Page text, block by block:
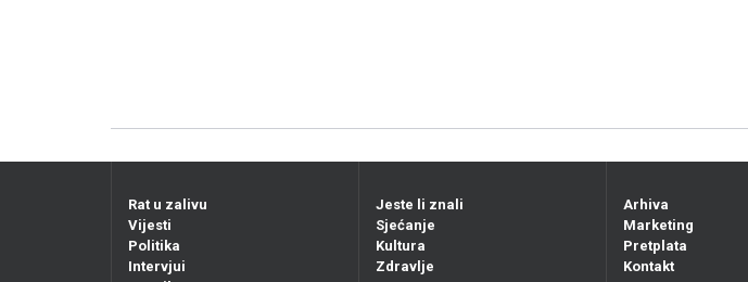
Rat u zalivu
Vijesti
Politika
Intervjui
Jeste li znali
Sjećanje
Kultura
Zdravlje
Arhiva
Marketing
Pretplata
Kontakt